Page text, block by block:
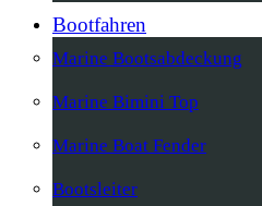
Bootfahren
Marine Bootsabdeckung
Marine Bimini Top
Marine Boat Fender
Bootsleiter